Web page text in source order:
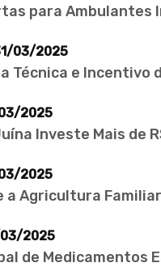
para Ambulantes
03/2025
Técnica e
2025
Investe Mais de
2025
a Agricultura
2025
de Medicamentos